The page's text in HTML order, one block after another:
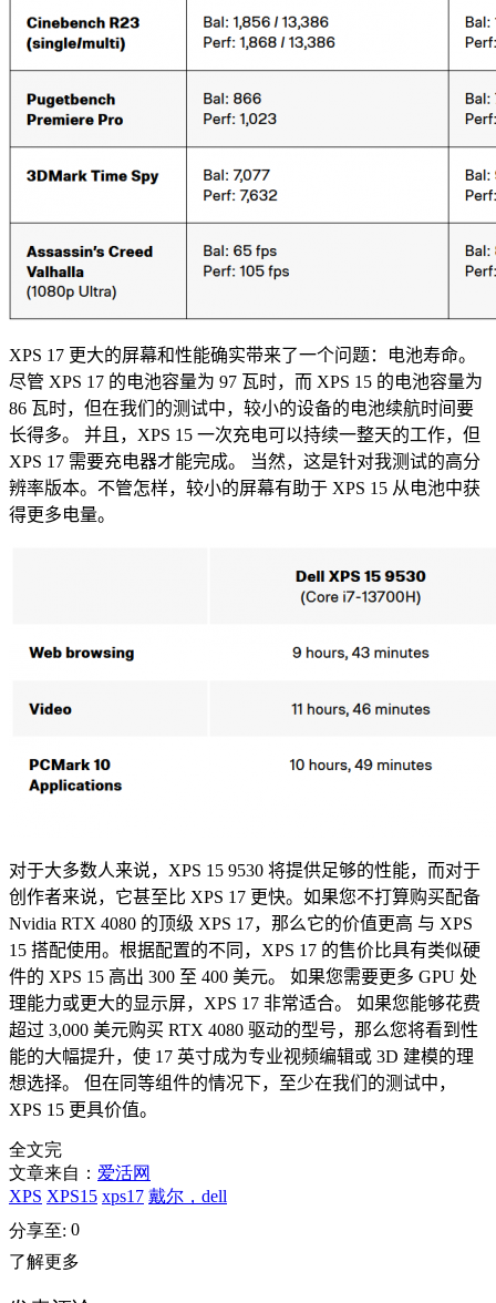
XPS 17 更大的屏幕和性能确实带来了一个问题：电池寿命。
尽管 XPS 17 的电池容量为 97 瓦时，而 XPS 15 的电池容量为
86 瓦时，但在我们的测试中，较小的设备的电池续航时间要
长得多。
并且， XPS 15 一次充电可以持续一整天的工作，但
XPS 17 需要充电器才能完成。
当然，这是针对我测试的高分
辨率版本。 不管怎样，较小的屏幕有助于 XPS 15 从电池中获
得更多电量。
对于大多数人来说，XPS 15 9530 将提供足够的性能，而对于
创作者来说，它甚至比 XPS 17 更快。如果您不打算购买配备
Nvidia RTX 4080 的顶级 XPS 17，那么它的价值更高 与 XPS
15 搭配使用。根据配置的不同，XPS 17 的售价比具有类似硬
件的 XPS 15 高出 300 至 400 美元。
如果您需要更多 GPU 处
理能力或更大的显示屏，XPS 17 非常适合。
如果您能够花费
超过 3,000 美元购买 RTX 4080 驱动的型号，那么您将看到性
能的大幅提升，使 17 英寸成为专业视频编辑或 3D 建模的理
想选择。
但在同等组件的情况下，至少在我们的测试中，
XPS 15 更具价值。
全文完
文章来自： 爱活网
XPS XPS15 xps17 戴尔，dell
分享至: 0
了解更多